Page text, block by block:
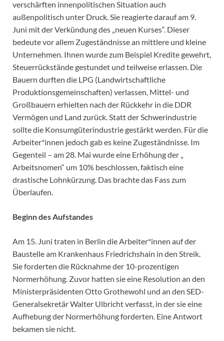
verschärften innenpolitischen Situation auch
außenpolitisch unter Druck. Sie reagierte darauf am 9.
Juni mit der Verkündung des „neuen Kurses“. Dieser
bedeute vor allem Zugeständnisse an mittlere und kleine
Unternehmen. Ihnen wurde zum Beispiel Kredite gewehrt,
Steuerrückstände gestundet und teilweise erlassen. Die
Bauern durften die LPG (Landwirtschaftliche
Produktionsgemeinschaften) verlassen, Mittel- und
Großbauern erhielten nach der Rückkehr in die DDR
Vermögen und Land zurück. Statt der Schwerindustrie
sollte die Konsumgüterindustrie gestärkt werden. Für die
Arbeiter*innen jedoch gab es keine Zugeständnisse. Im
Gegenteil – am 28. Mai wurde eine Erhöhung der „
Arbeitsnomen“ um 10% beschlossen, faktisch eine
drastische Lohnkürzung. Das brachte das Fass zum
Überlaufen.
Beginn des Aufstandes
Am 15. Juni traten in Berlin die Arbeiter*innen auf der
Baustelle am Krankenhaus Friedrichshain in den Streik.
Sie forderten die Rücknahme der 10-prozentigen
Normerhöhung. Zuvor hatten sie eine Resolution an den
Ministerpräsidenten Otto Grothewohl und an den SED-
Generalsekretär Walter Ulbricht verfasst, in der sie eine
Aufhebung der Normerhöhung forderten. Eine Antwort
bekamen sie nicht.